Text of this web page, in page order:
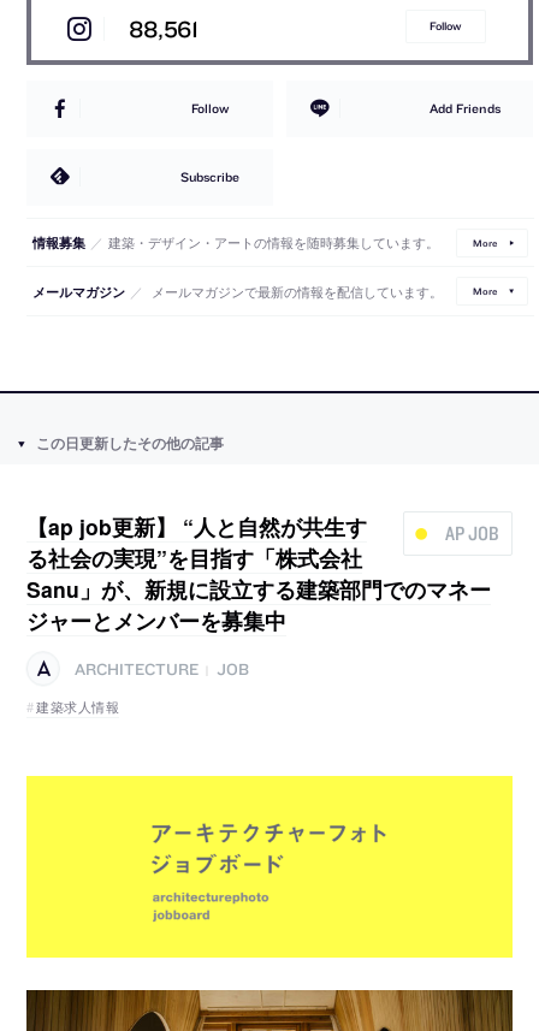
88,561 Follow
Follow Add Friends
Subscribe
情報募集 ／ 建築・デザイン・アートの情報を随時募集しています。 More
メールマガジン ／ メールマガジンで最新の情報を配信しています。 More
この日更新したその他の記事
AP JOB
【ap job更新】 “人と自然が共生す
る社会の実現”を目指す「株式会社
Sanu」が、新規に設立する建築部門でのマネー
ジャーとメンバーを募集中
ARCHITECTURE
JOB
建築求人情報